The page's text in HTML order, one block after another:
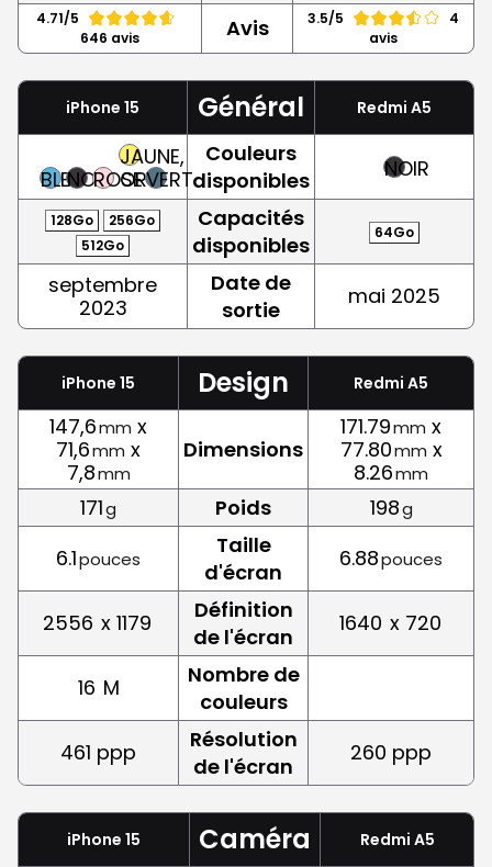
4.71/5
646 avis
Avis 3.5/5
4
avis
iPhone 15 Général Redmi A5
BLEUNOIRROSE
JAUNE,
ORVERT
Couleurs
disponibles
NOIR
128Go
256Go
512Go
Capacités
disponibles
64Go
septembre
2023
Date de
sortie
mai 2025
iPhone 15 Design Redmi A5
147,6mm x
71,6mm x
7,8mm
Dimensions
171.79mm x
77.80mm x
8.26mm
171g Poids 198g
6.1pouces
Taille
d'écran
6.88pouces
2556 x 1179
Définition
de l'écran
1640 x 720
16 M
Nombre de
couleurs
461 ppp
Résolution
de l'écran
260 ppp
iPhone 15 Caméra Redmi A5